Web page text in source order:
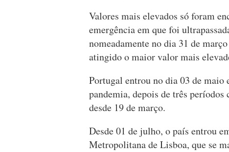
Valores mais elevados só foram
emergência em que foi
nomeadamente no dia 31 de
atingido o maior valor mais
Portugal entrou no dia 03 de maio
pandemia, depois de três períodos
desde 19 de março.
Desde 01 de julho, o país entrou
Metropolitana de Lisboa, que se